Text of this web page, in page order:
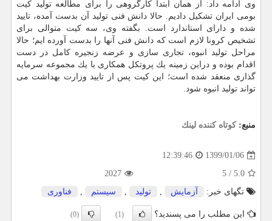
وی ادامه داد: از همان ابتدا كارگروهی را برای مطالعه تولید كیت
بومی ایران تشكیل دادیم. حالا دانش فنی تولید آن بدست آمده، تایید
شده و دارای استاندارد است. بگفته وی، سه كیت متوالی برای
تشخیص كرونا لازم است كه دانش فنی آنها را بدست آورده ایم؛ حالا
مراحل تولید انبوه، تجاری سازی و عرضه زنجیره كامل در دست
اقدام بوده و دراین زمینه یك پروتكل همكاری با یك مجموعه سرمایه
گذاری منعقد شده است؛ این كیت پس از تایید وزارت بهداشت می
تواند تولید انبوه شود.
منبع:كوتاه كننده لینك
1399/01/06
12:39:46
5.0
/
5
2027
تگهای خبر:
آزمایش , تولید , سیستم , فناوری
این مطلب را می پسندید؟ (1)
(0)